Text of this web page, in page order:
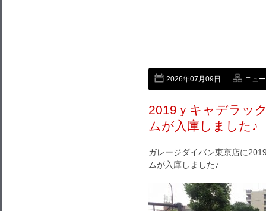
2026年07月09日 ニュ
2019ｙキャデラッ
ムが入庫しました♪
ガレージダイバン東京店に
ムが入庫しました♪